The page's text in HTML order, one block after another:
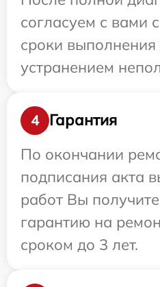
согласуем с вами
сроки
устранением
4
Гарантия
По окончании
подписания акта
работ Вы
гарантию на
сроком до 3 лет.